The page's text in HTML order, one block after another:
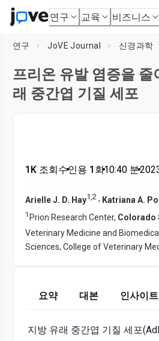
연구 교육 비즈니스
연구 JoVE Journal 신경과학
프리온 유발 염증을
래 중간엽 기질 세포
1K 조회수•인용 1회•10:40 분•
Arielle J. D. Hay1,2 , Katriana A.
1 Prion Research Center, Colorado
Veterinary Medicine and
Sciences, College of Veterinary
요약 대본 인사이트
지방 유래 중간엽 기질 세포